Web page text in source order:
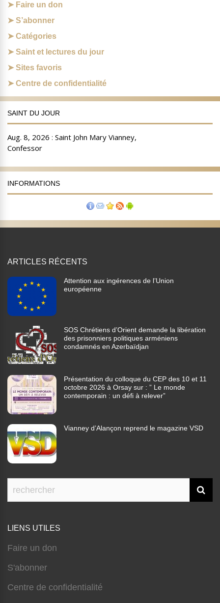
Faire un don
S’abonner
Catégories
Saint et lectures du jour
Sites favoris
Centre de confidentialité
SAINT DU JOUR
INFORMATIONS
ARTICLES RÉCENTS
Attention aux ingérences de l’Union
européenne
SOS Chrétiens d’Orient demande la libération
des prisonniers politiques arméniens
condamnés en Azerbaïdjan
Présentation du colloque du CEP des 10 et 11
octobre 2026 à Orsay sur : ” Le monde
contemporain : un défi à relever”
Vianney d’Alançon reprend le magazine VSD
LIENS UTILES
Faire un don
S'abonner
Centre de confidentialité